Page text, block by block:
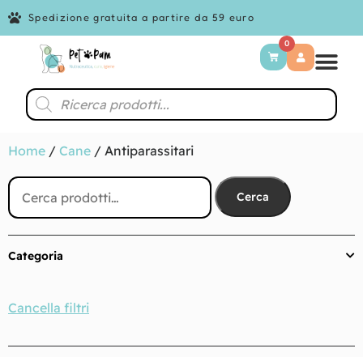
Spedizione gratuita a partire da 59 euro
0
Home / Cane / Antiparassitari
Cerca
Categoria
Cancella filtri